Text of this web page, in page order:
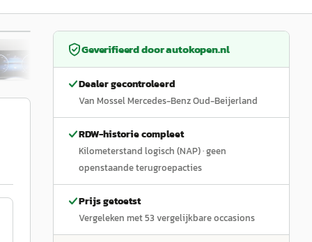
/31
Geverifieerd doorautokopen.nl
Dealer gecontroleerd
Van Mossel Mercedes-Benz Oud-Beijerland
RDW-historie compleet
Kilometerstand logisch (NAP)· geen
openstaande terugroepacties
Prijs getoetst
Vergeleken met53 vergelijkbare occasions